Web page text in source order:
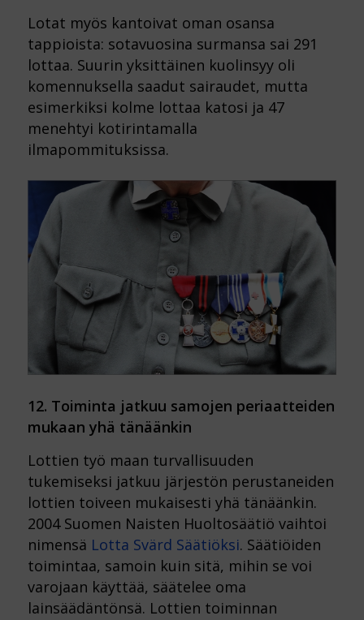
Lotat myös kantoivat oman osansa
tappioista: sotavuosina surmansa sai 291
lottaa. Suurin yksittäinen kuolinsyy oli
komennuksella saadut sairaudet, mutta
esimerkiksi kolme lottaa katosi ja 47
menehtyi kotirintamalla
ilmapommituksissa.
12. Toiminta jatkuu samojen periaatteiden
mukaan yhä tänäänkin
Lottien työ maan turvallisuuden
tukemiseksi jatkuu järjestön perustaneiden
lottien toiveen mukaisesti yhä tänäänkin.
2004 Suomen Naisten Huoltosäätiö vaihtoi
nimensä Lotta Svärd Säätiöksi. Säätiöiden
toimintaa, samoin kuin sitä, mihin se voi
varojaan käyttää, säätelee oma
lainsäädäntönsä. Lottien toiminnan